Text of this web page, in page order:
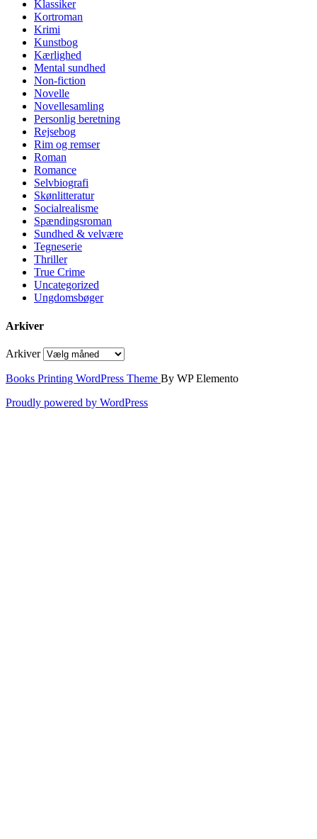
Klassiker
Kortroman
Krimi
Kunstbog
Kærlighed
Mental sundhed
Non-fiction
Novelle
Novellesamling
Personlig beretning
Rejsebog
Rim og remser
Roman
Romance
Selvbiografi
Skønlitteratur
Socialrealisme
Spændingsroman
Sundhed & velvære
Tegneserie
Thriller
True Crime
Uncategorized
Ungdomsbøger
Arkiver
Arkiver
Books Printing WordPress Theme By WP Elemento
Proudly powered by WordPress